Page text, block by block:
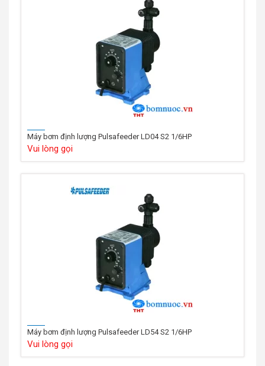
Máy bơm định lượng Pulsafeeder LD04 S2 1/6HP
Vui lòng gọi
Máy bơm định lượng Pulsafeeder LD54 S2 1/6HP
Vui lòng gọi